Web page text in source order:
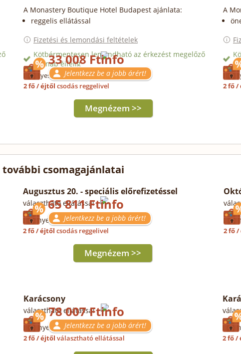
A Monastery Boutique Hotel Budapest ajánlata:
reggelis ellátással
Fizetési és lemondási feltételek
Kötbérmentesen lemondható az érkezést megelőző
14. nap éjfélig
Érvényes: 2027.08.05-ig
33 008 Ft
Jelentkezz be a jobb árért!
2 fő / éjtől csodás reggelivel
Megnézem >>
A
3.
2 fő /
csomagajánlatai
Augusztus 20. - speciális előrefizetéssel
választható ellátással
Érvényes: 08.19-23.
65 811 Ft
Jelentkezz be a jobb árért!
2 fő / éjtől csodás reggelivel
Megnézem >>
2 fő
Karácsony
választható ellátással
Érvényes: 12.23-28.
78 007 Ft
Jelentkezz be a jobb árért!
2 fő / éjtől választható ellátással 2 fő /